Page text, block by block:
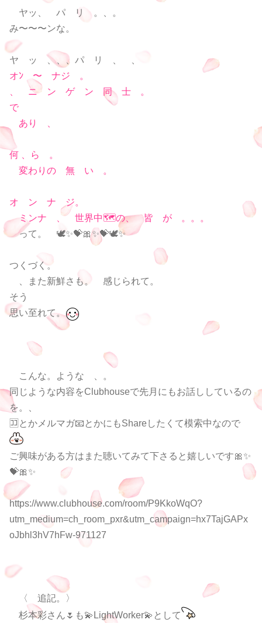
ヤッ、 パ リ 。、。
み〜〜〜ンな。
ヤ ッ 、、、パ リ 、 、
オﾝ 〜 ナジ 。
、 ニ ン ゲ ン 同 士 。
で
あり 、
何 、ら 。
変わりの 無 い 。
オ ン ナ ジ。
ミンナ 、 世界中🗺の、 皆 が 。。。
って。 🕊✨💝🎀✨💝🕊✨
つくづく。
、また新鮮さも。 感じられて。
そう
思い至れて。
こんな。ような 、。
同じような内容をClubhouseで先月にもお話ししているの
を。、
🈁とかメルマガ📧とかにもShareしたくて模索中なので
ご興味がある方はまた聴いてみて下さると嬉しいです🎀✨
💝🎀✨
https://www.clubhouse.com/room/P9KkoWqO?
utm_medium=ch_room_pxr&utm_campaign=hx7TajGAPx
oJbhl3hV7hFw-971127
〈 追記。〉
杉本彩さん🌷も💫LightWorker💫として